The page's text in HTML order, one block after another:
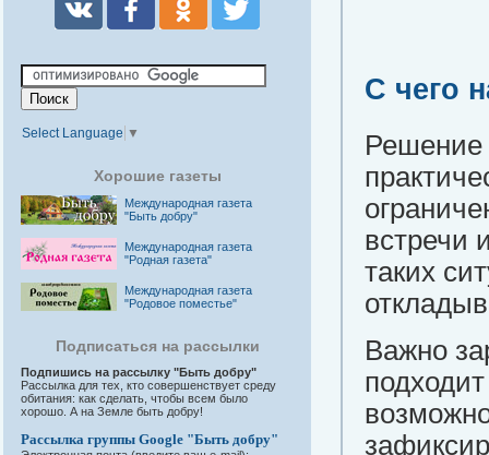
Select Language ▼
Хорошие газеты
Международная газета
"Быть добру"
Международная газета
"Родная газета"
Международная газета
"Родовое поместье"
Подписаться на рассылки
Подпишись на рассылку "Быть добру"
Рассылка для тех, кто совершенствует среду
обитания: как сделать, чтобы всем было
хорошо. А на Земле быть добру!
Рассылка группы Google "Быть добру"
С чего
Решение
встречи
таких
Важно